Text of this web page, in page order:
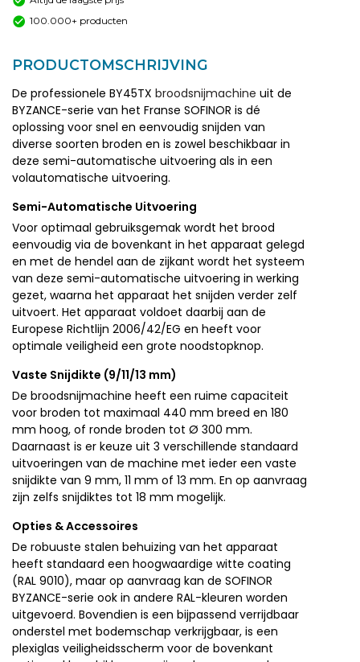
100.000+ producten
PRODUCTOMSCHRIJVING
De professionele BY45TX broodsnijmachine uit de
BYZANCE-serie van het Franse SOFINOR is dé
oplossing voor snel en eenvoudig snijden van
diverse soorten broden en is zowel beschikbaar in
deze semi-automatische uitvoering als in een
volautomatische uitvoering.
Semi-Automatische Uitvoering
Voor optimaal gebruiksgemak wordt het brood
eenvoudig via de bovenkant in het apparaat gelegd
en met de hendel aan de zijkant wordt het systeem
van deze semi-automatische uitvoering in werking
gezet, waarna het apparaat het snijden verder zelf
uitvoert. Het apparaat voldoet daarbij aan de
Europese Richtlijn 2006/42/EG en heeft voor
optimale veiligheid een grote noodstopknop.
Vaste Snijdikte (9/11/13 mm)
De broodsnijmachine heeft een ruime capaciteit
voor broden tot maximaal 440 mm breed en 180
mm hoog, of ronde broden tot Ø 300 mm.
Daarnaast is er keuze uit 3 verschillende standaard
uitvoeringen van de machine met ieder een vaste
snijdikte van 9 mm, 11 mm of 13 mm. En op aanvraag
zijn zelfs snijdiktes tot 18 mm mogelijk.
Opties & Accessoires
De robuuste stalen behuizing van het apparaat
heeft standaard een hoogwaardige witte coating
(RAL 9010), maar op aanvraag kan de SOFINOR
BYZANCE-serie ook in andere RAL-kleuren worden
uitgevoerd. Bovendien is een bijpassend verrijdbaar
onderstel met bodemschap verkrijgbaar, is een
plexiglas veiligheidsscherm voor de bovenkant